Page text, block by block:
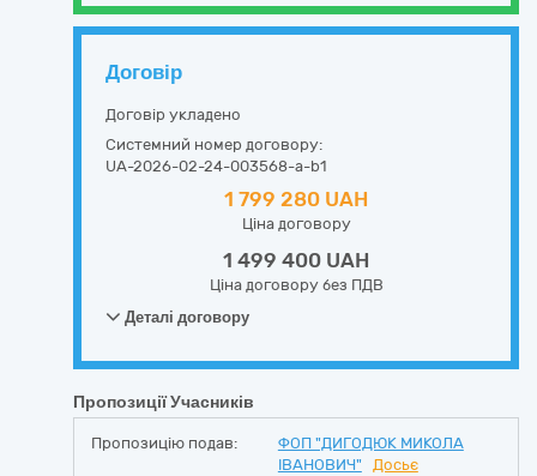
Договір
Договір укладено
Системний номер договору:
UA-2026-02-24-003568-a-b1
1 799 280 UAH
Ціна договору
1 499 400 UAH
Ціна договору без ПДВ
Деталі договору
Пропозиції Учасників
Пропозицію подав:
ФОП "ДИГОДЮК МИКОЛА
ІВАНОВИЧ"
Досьє